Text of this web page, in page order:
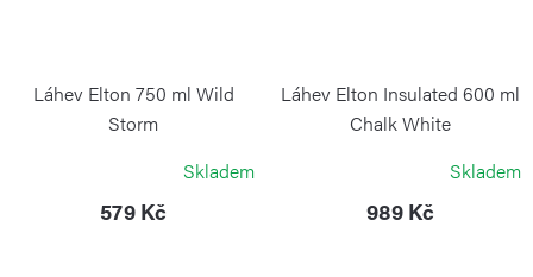
Láhev Elton 750 ml Wild
Storm
Skladem
579 Kč
Láhev Elton Insulated 600 ml
Chalk White
Skladem
989 Kč